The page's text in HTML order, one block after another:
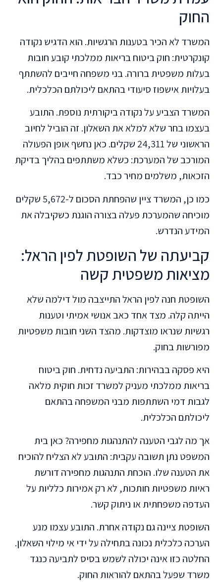
החוק
המשרד לא הכיר בטענות הרגשיות. הוא הדגיש נקודה
קונקרטית: חוק ביטוח בריאות ממלכתי קובע חובות
בעלות משפטית ברורה. בני משפחה חייבים להשתתף
בעלויות אישפוז סיעודי בהתאם ליכולתם הכלכלית.
המשרד הצביע על נקודה ביקורתית נוספת. התובע
בעצמו בחר שלא למלא את השאלון. זה הוביל לחיוב
הראשוני של 24,311 שקלים. כאן נחשף אופן הפעולה
המורכב של המערכת: כשלא משתתפים בהליך בדיקת
הזכאות, משלמים מחיר כבד.
כמו כן, המשרד ציין שהפחתת הסכום ל-5,672 שקלים
מוכיחה שהמערכת פעלה בצורה הוגנת כשקיבלה את
המידע הנדרש.
קביעתה של השופטת לפין הראל:
מציאות משפטית קשה
השופטת חנה לפין הראל התייצבה מול דילמה שלא
הייתה קלה. מצד אחד כאב אנושי אמיתי וטענות
רגשיות שנראו מוצדקות. מהצד השני חובות משפטיות
מפורשות בחוק.
היא פסקה בבהירות: התביעה נדחית. חוק ביטוח
בריאות ממלכתי מעניק למשרד זכות חוקית מלאה
לגבות דמי השתתפות מבני המשפחה בהתאם
ליכולתם הכלכלית.
אך מה לגבי הטענה להתנהגות מחפירה? כאן בית
המשפט נתן תשובה עקבית: התובע לא הצליח להוכיח
את הטענה שלו. הוכחת התנהגות מחפירה דורשת
ראיות משפטיות חותכות, לא רק אמירות כלליות על
העדפה משפחתית או ניתוק קשר.
השופטת ציינה גם נקודה אחרת. התובע עצמו מנע
הערכה כלכלית נכונה בתחילה על ידי אי מילוי השאלון.
החלטה כזו אינה יכולה לשמש בסיס לתביעה כנגד
משרד שפעל בהתאם להוראות החוק.